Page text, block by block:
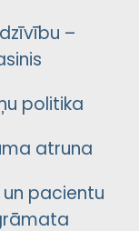
–
politika
atruna
un pacientu